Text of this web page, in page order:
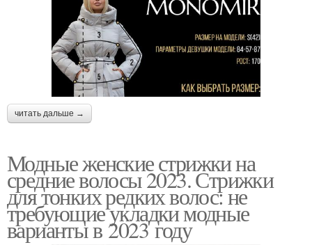
читать дальше →
Модные женские стрижки на
средние волосы 2023. Стрижки
для тонких редких волос: не
требующие укладки модные
варианты в 2023 году